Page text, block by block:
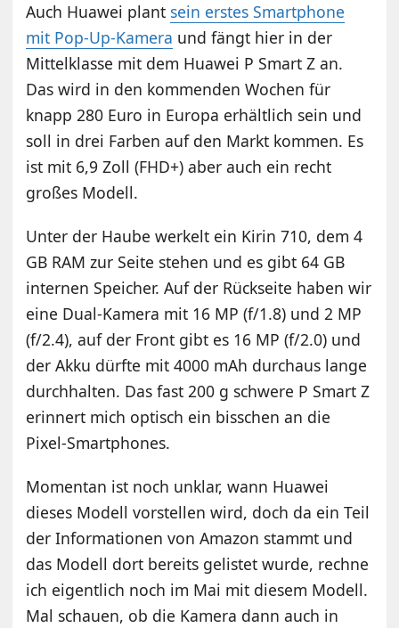
Auch Huawei plant sein erstes Smartphone
mit Pop-Up-Kamera und fängt hier in der
Mittelklasse mit dem Huawei P Smart Z an.
Das wird in den kommenden Wochen für
knapp 280 Euro in Europa erhältlich sein und
soll in drei Farben auf den Markt kommen. Es
ist mit 6,9 Zoll (FHD+) aber auch ein recht
großes Modell.
Unter der Haube werkelt ein Kirin 710, dem 4
GB RAM zur Seite stehen und es gibt 64 GB
internen Speicher. Auf der Rückseite haben wir
eine Dual-Kamera mit 16 MP (f/1.8) und 2 MP
(f/2.4), auf der Front gibt es 16 MP (f/2.0) und
der Akku dürfte mit 4000 mAh durchaus lange
durchhalten. Das fast 200 g schwere P Smart Z
erinnert mich optisch ein bisschen an die
Pixel-Smartphones.
Momentan ist noch unklar, wann Huawei
dieses Modell vorstellen wird, doch da ein Teil
der Informationen von Amazon stammt und
das Modell dort bereits gelistet wurde, rechne
ich eigentlich noch im Mai mit diesem Modell.
Mal schauen, ob die Kamera dann auch in